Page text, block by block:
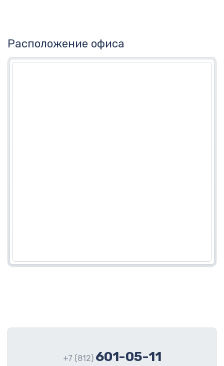
Расположение офиса
+7 (812) 601-05-11